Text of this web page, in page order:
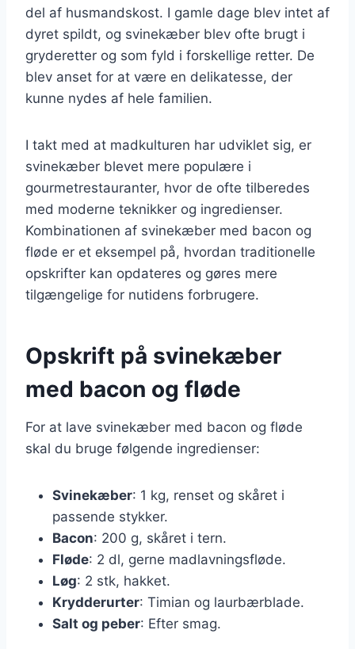
del af husmandskost. I gamle dage blev intet af
dyret spildt, og svinekæber blev ofte brugt i
gryderetter og som fyld i forskellige retter. De
blev anset for at være en delikatesse, der
kunne nydes af hele familien.
I takt med at madkulturen har udviklet sig, er
svinekæber blevet mere populære i
gourmetrestauranter, hvor de ofte tilberedes
med moderne teknikker og ingredienser.
Kombinationen af svinekæber med bacon og
fløde er et eksempel på, hvordan traditionelle
opskrifter kan opdateres og gøres mere
tilgængelige for nutidens forbrugere.
Opskrift på svinekæber
med bacon og fløde
For at lave svinekæber med bacon og fløde
skal du bruge følgende ingredienser:
Svinekæber: 1 kg, renset og skåret i
passende stykker.
Bacon: 200 g, skåret i tern.
Fløde: 2 dl, gerne madlavningsfløde.
Løg: 2 stk, hakket.
Krydderurter: Timian og laurbærblade.
Salt og peber: Efter smag.